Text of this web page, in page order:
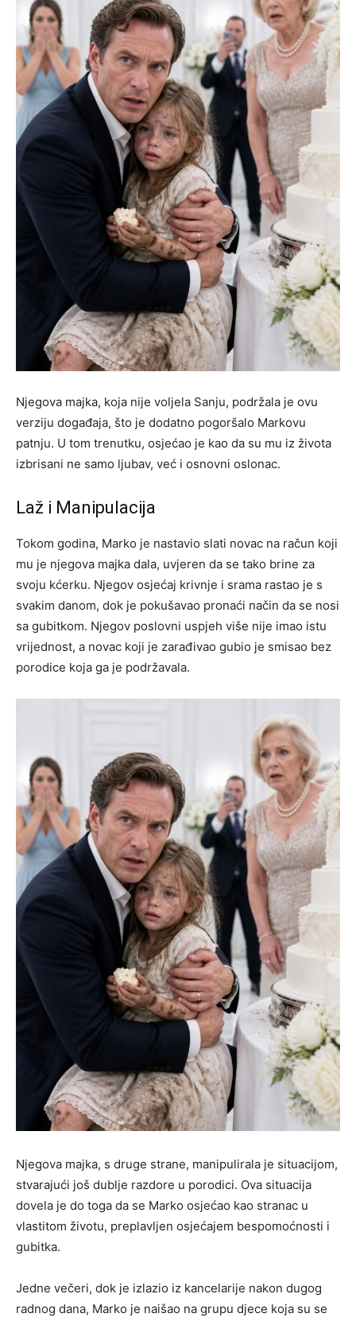
Njegova majka, koja nije voljela Sanju, podržala je ovu
verziju događaja, što je dodatno pogoršalo Markovu
patnju. U tom trenutku, osjećao je kao da su mu iz života
izbrisani ne samo ljubav, već i osnovni oslonac.
Laž i Manipulacija
Tokom godina, Marko je nastavio slati novac na račun koji
mu je njegova majka dala, uvjeren da se tako brine za
svoju kćerku. Njegov osjećaj krivnje i srama rastao je s
svakim danom, dok je pokušavao pronaći način da se nosi
sa gubitkom. Njegov poslovni uspjeh više nije imao istu
vrijednost, a novac koji je zarađivao gubio je smisao bez
porodice koja ga je podržavala.
Njegova majka, s druge strane, manipulirala je situacijom,
stvarajući još dublje razdore u porodici. Ova situacija
dovela je do toga da se Marko osjećao kao stranac u
vlastitom životu, preplavljen osjećajem bespomoćnosti i
gubitka.
Jedne večeri, dok je izlazio iz kancelarije nakon dugog
radnog dana, Marko je naišao na grupu djece koja su se